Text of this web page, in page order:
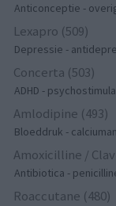
Anticonceptie -
Lexapro (509)
Depressie -
Concerta (503)
ADHD -
Amlodipine (493)
Bloeddruk -
Amoxicilline /
Antibiotica -
Roaccutane (480)